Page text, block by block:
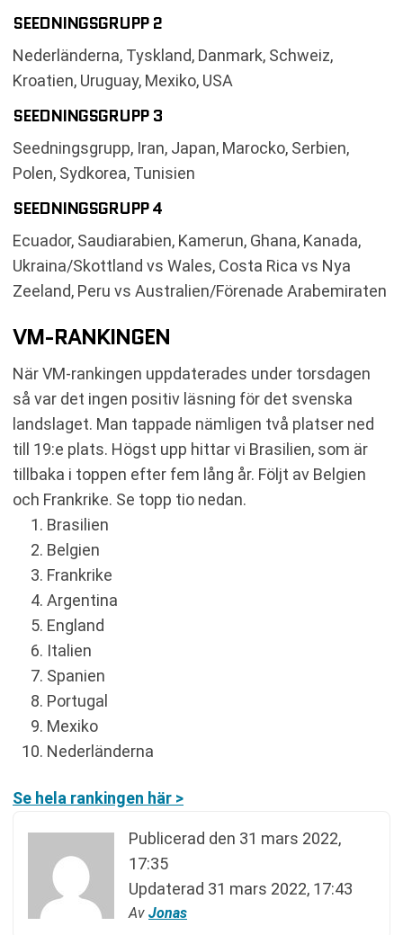
SEEDNINGSGRUPP 2
Nederländerna, Tyskland, Danmark, Schweiz,
Kroatien, Uruguay, Mexiko, USA
SEEDNINGSGRUPP 3
Seedningsgrupp, Iran, Japan, Marocko, Serbien,
Polen, Sydkorea, Tunisien
SEEDNINGSGRUPP 4
Ecuador, Saudiarabien, Kamerun, Ghana, Kanada,
Ukraina/Skottland vs Wales, Costa Rica vs Nya
Zeeland, Peru vs Australien/Förenade Arabemiraten
VM-RANKINGEN
När VM-rankingen uppdaterades under torsdagen
så var det ingen positiv läsning för det svenska
landslaget. Man tappade nämligen två platser ned
till 19:e plats. Högst upp hittar vi Brasilien, som är
tillbaka i toppen efter fem lång år. Följt av Belgien
och Frankrike. Se topp tio nedan.
Brasilien
Belgien
Frankrike
Argentina
England
Italien
Spanien
Portugal
Mexiko
Nederländerna
Se hela rankingen här >
Publicerad den 31 mars 2022,
17:35
Updaterad 31 mars 2022, 17:43
Av Jonas